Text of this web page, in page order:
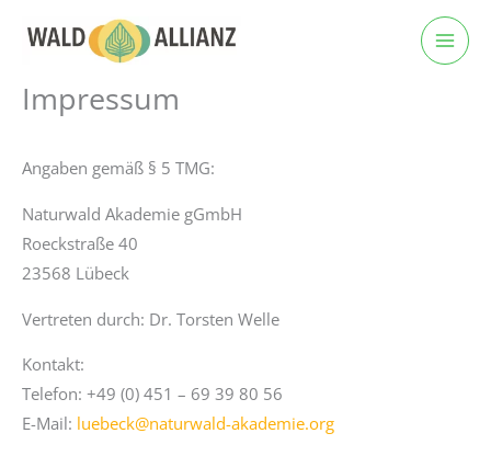
Inhalt
Impressum
Angaben gemäß § 5 TMG:
Naturwald Akademie gGmbH
Roeckstraße 40
23568 Lübeck
Vertreten durch: Dr. Torsten Welle
Kontakt:
Telefon: +49 (0) 451 – 69 39 80 56
E-Mail: luebeck@naturwald-akademie.org